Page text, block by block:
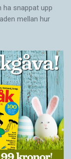
ha snappat upp
mellan hur